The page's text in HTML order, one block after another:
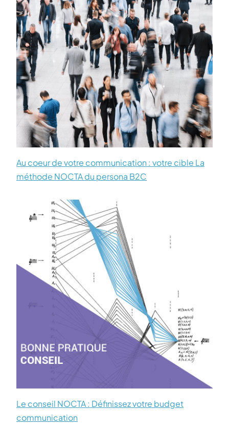
Au coeur de votre communication : votre cible La
méthode NOCTA du persona B2C
Le conseil NOCTA : Définissez votre budget
communication